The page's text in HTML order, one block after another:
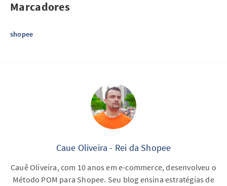
Marcadores
shopee
Caue Oliveira - Rei da Shopee
Cauê Oliveira, com 10 anos em e-commerce, desenvolveu o
Método POM para Shopee. Seu blog ensina estratégias de